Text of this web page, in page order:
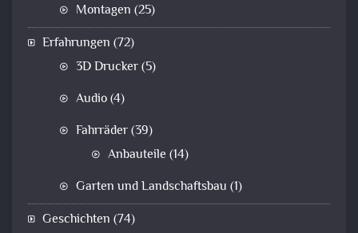
Montagen (25)
Erfahrungen (72)
3D Drucker(5)
Audio(4)
Fahrräder(39)
Anbauteile (14)
Garten und Landschaftsbau (1)
Geschichten (74)